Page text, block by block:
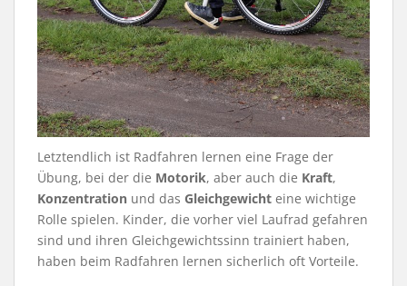
Letztendlich ist Radfahren lernen eine Frage der
Übung, bei der die Motorik, aber auch die Kraft,
Konzentration und das Gleichgewicht eine wichtige
Rolle spielen. Kinder, die vorher viel Laufrad gefahren
sind und ihren Gleichgewichtssinn trainiert haben,
haben beim Radfahren lernen sicherlich oft Vorteile.